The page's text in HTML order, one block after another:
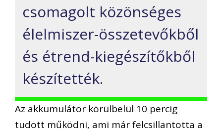
csomagolt közönséges
élelmiszer-összetevőkből
és étrend-kiegészítőkből
készítették.
Az akkumulátor körülbelül 10 percig
tudott működni, ami már felcsillantotta a